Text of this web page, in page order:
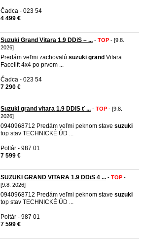
Čadca - 023 54
4 499 €
Suzuki Grand Vitara 1.9 DDiS – ... - TOP - [9.8.
2026]
Predám veľmi zachovalú suzuki grand Vitara
Facelift 4x4 po prvom ...
Čadca - 023 54
7 290 €
Suzuki grand vitara 1.9 DDIS ť ... - TOP - [9.8.
2026]
0940968712 Predám veľmi peknom stave suzuki
top stav TECHNICKÉ ÚD ...
Poltár - 987 01
7 599 €
SUZUKI GRAND VITARA 1.9 DDiS 4 ... - TOP -
[9.8. 2026]
0940968712 Predám veľmi peknom stave suzuki
top stav TECHNICKÉ ÚD ...
Poltár - 987 01
7 599 €